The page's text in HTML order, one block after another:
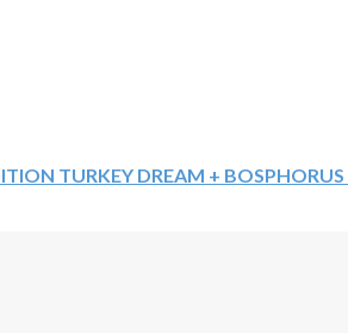
TURKEY DREAM + BOSPHORUS